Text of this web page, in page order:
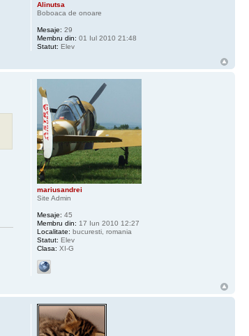
Alinutsa
Boboaca de onoare
Mesaje: 29
Membru din: 01 Iul 2010 21:48
Statut: Elev
mariusandrei
Site Admin
Mesaje: 45
Membru din: 17 Iun 2010 12:27
Localitate: bucuresti, romania
Statut: Elev
Clasa: XI-G